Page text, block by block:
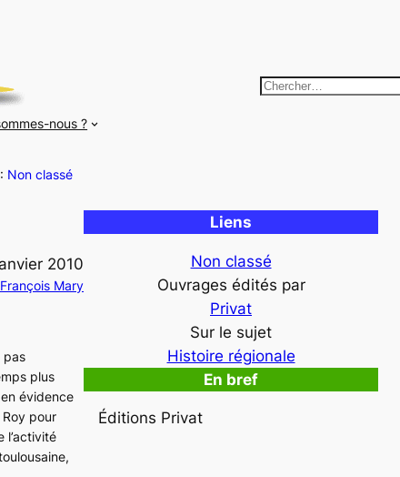
nous ?
R
r
c
Non classé
2010
Mary
pas
plus
évidence
Roy pour
l’activité
Liens
Non classé
Ouvrages édités par
Privat
Sur le sujet
Histoire régionale
En bref
Éditions Privat